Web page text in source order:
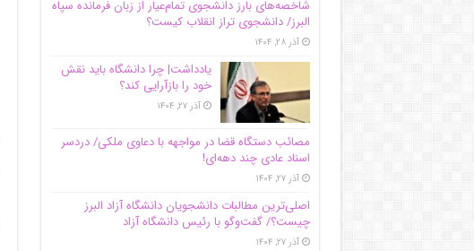
شاخصه‌های بارز دانشجوی تمام‌عیار از زبان فرمانده سپاه
البرز/ دانشجوی تراز انقلاب کیست؟
آذر ۲۸, ۱۴۰۴
یادداشت| چرا دانشگاه باید نقش
خود را بازآرایی کند؟
آذر ۲۷, ۱۴۰۴
مصائب دستگاه قضا در مواجهه با دعاوی ملکی/ دردسر
اسناد عادی چند‌ دهه‌ای!
آذر ۲۷, ۱۴۰۴
اصلی‌ترین مطالبات دانشجویان دانشگاه آزاد البرز
چیست؟/ گفت‌وگو با رئیس دانشگاه آز‌اد
آذر ۲۷, ۱۴۰۴